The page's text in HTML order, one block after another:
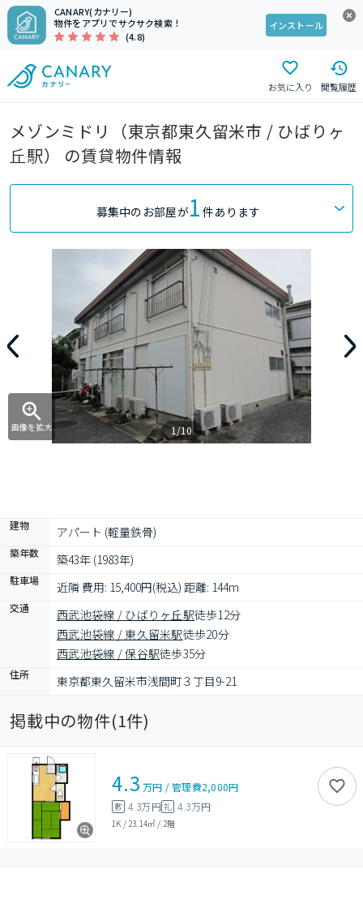
CANARY(カナリー)
物件をアプリでサクサク検索！
(4.8)
インストール
お気に入り 閲覧履歴
メゾンミドリ（東京都東久留米市 / ひばりヶ
丘駅） の賃貸物件情報
募集中のお部屋が1 件あります
画像を拡大 1/10
建物 アパート (軽量鉄骨)
築年数 築43年 (1983年)
駐車場 近隣 費用: 15,400円(税込) 距離: 144m
交通 西武池袋線 / ひばりヶ丘駅徒歩12分
西武池袋線 / 東久留米駅徒歩20分
西武池袋線 / 保谷駅徒歩35分
住所 東京都東久留米市浅間町３丁目9-21
掲載中の物件(1件)
4.3 万円 /管理費2,000円
敷 4.3万円礼 4.3万円
1K / 23.14㎡ / 2階